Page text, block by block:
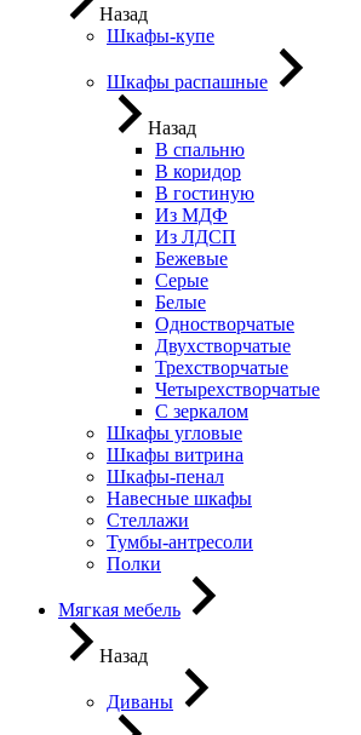
Назад
Шкафы-купе
Шкафы распашные
Назад
В спальню
В коридор
В гостиную
Из МДФ
Из ЛДСП
Бежевые
Серые
Белые
Одностворчатые
Двухстворчатые
Трехстворчатые
Четырехстворчатые
С зеркалом
Шкафы угловые
Шкафы витрина
Шкафы-пенал
Навесные шкафы
Стеллажи
Тумбы-антресоли
Полки
Мягкая мебель
Назад
Диваны